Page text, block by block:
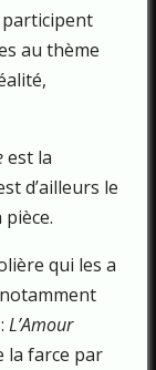
participent
au thème
est la
d’ailleurs le
qui les a
L’Amour
la farce par